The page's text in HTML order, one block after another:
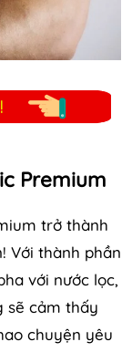
Premium
trở thành
Với thành phần
với nước lọc,
sẽ cảm thấy
chuyện yêu